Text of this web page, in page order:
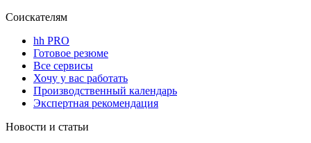
Соискателям
hh PRO
Готовое резюме
Все сервисы
Хочу у вас работать
Производственный календарь
Экспертная рекомендация
Новости и статьи